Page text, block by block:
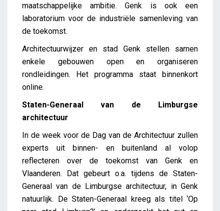
maatschappelijke ambitie. Genk is ook een
laboratorium voor de industriële samenleving van
de toekomst.
Architectuurwijzer en stad Genk stellen samen
enkele gebouwen open en organiseren
rondleidingen. Het programma staat binnenkort
online.
Staten-Generaal van de Limburgse
architectuur
In de week voor de Dag van de Architectuur zullen
experts uit binnen- en buitenland al volop
reflecteren over de toekomst van Genk en
Vlaanderen. Dat gebeurt o.a. tijdens de Staten-
Generaal van de Limburgse architectuur, in Genk
natuurlijk. De Staten-Generaal kreeg als titel ‘Op